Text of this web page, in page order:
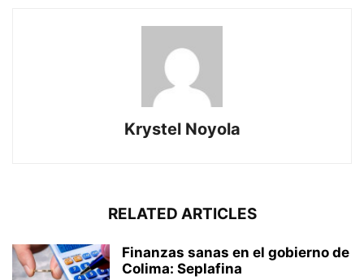
Krystel Noyola
RELATED ARTICLES
Finanzas sanas en el gobierno de
Colima: Seplafina